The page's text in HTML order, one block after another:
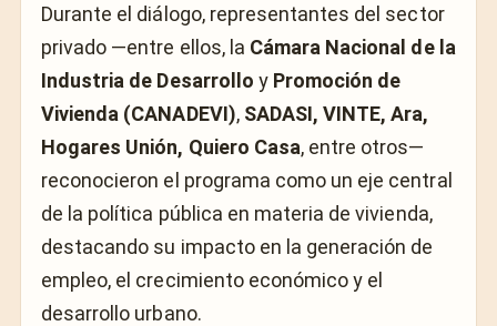
Durante el diálogo, representantes del sector
privado —entre ellos, la Cámara Nacional de la
Industria de Desarrollo y Promoción de
Vivienda (CANADEVI), SADASI, VINTE, Ara,
Hogares Unión, Quiero Casa, entre otros—
reconocieron el programa como un eje central
de la política pública en materia de vivienda,
destacando su impacto en la generación de
empleo, el crecimiento económico y el
desarrollo urbano.